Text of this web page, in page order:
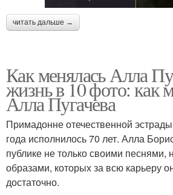
читать дальше →
Как менялась Алла
жизнь в 10 фото: как
Алла Пугачева
Примадонне отечественной
года исполнилось 70 лет. Алла
публике не только своими песнями,
образами, которых за всю карьеру
достаточно.